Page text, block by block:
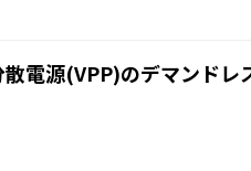
電源(VPP)のデマンドレ